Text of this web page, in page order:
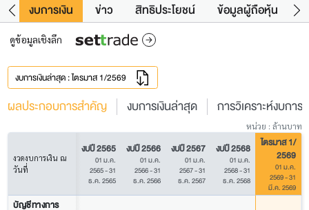
งบการเงิน ข่าว สิทธิประโยชน์ ข้อมูลผู้ถือหุ้น
ดูข้อมูลเชิงลึก
งบการเงินล่าสุด : ไตรมาส 1/2569
ผลประกอบการสำคัญ งบการเงินล่าสุด การวิเคราะห์งบการ
หน่วย : ล้านบาท
งวดงบการเงิน ณ
วันที่
งบปี 2565
01 ม.ค.
2565 - 31
ธ.ค. 2565
งบปี 2566
01 ม.ค.
2566 - 31
ธ.ค. 2566
งบปี 2567
01 ม.ค.
2567 - 31
ธ.ค. 2567
งบปี 2568
01 ม.ค.
2568 - 31
ธ.ค. 2568
ไตรมาส 1/
2569
01 ม.ค.
2569 - 31
มี.ค. 2569
บัญชีทางการ